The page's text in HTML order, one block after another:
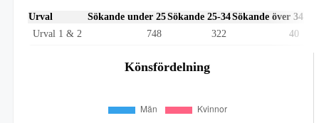
Urval Sökande under 25Sökande 25-34Sökande över 34
Urval 1 & 2
748 322 40
Könsfördelning